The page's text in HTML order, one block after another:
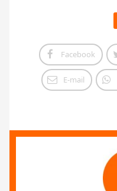
Facebook
E-mail